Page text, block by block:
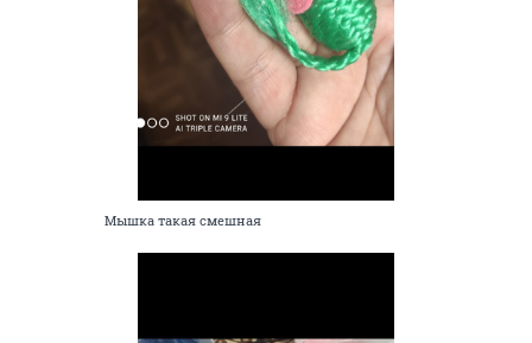
Мышка такая смешная